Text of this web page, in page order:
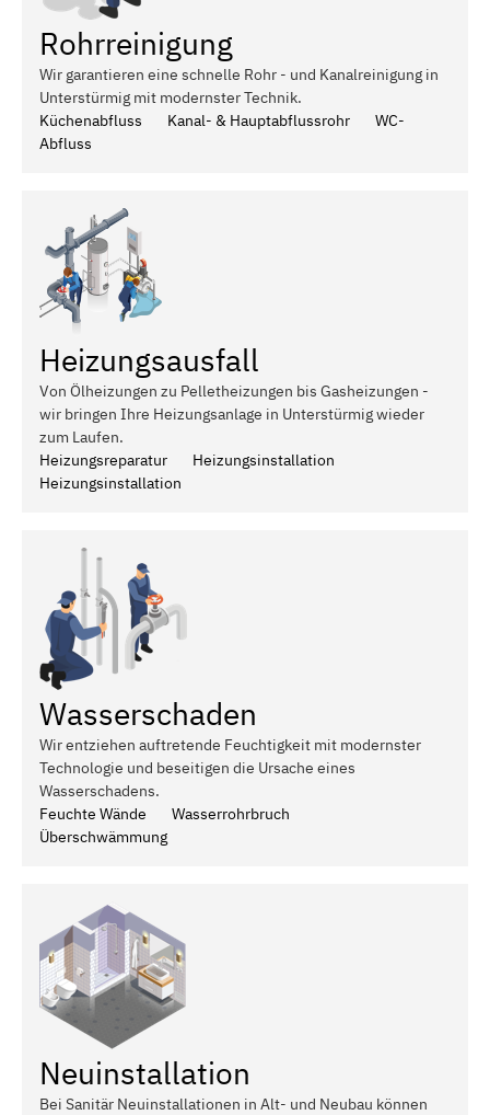
Rohrreinigung
Wir garantieren eine schnelle Rohr - und Kanalreinigung in
Unterstürmig mit modernster Technik.
Küchenabfluss
Kanal- & Hauptabflussrohr
WC-
Abfluss
Heizungsausfall
Von Ölheizungen zu Pelletheizungen bis Gasheizungen -
wir bringen Ihre Heizungsanlage in Unterstürmig wieder
zum Laufen.
Heizungsreparatur
Heizungsinstallation
Heizungsinstallation
Wasserschaden
Wir entziehen auftretende Feuchtigkeit mit modernster
Technologie und beseitigen die Ursache eines
Wasserschadens.
Feuchte Wände
Wasserrohrbruch
Überschwämmung
Neuinstallation
Bei Sanitär Neuinstallationen in Alt- und Neubau können